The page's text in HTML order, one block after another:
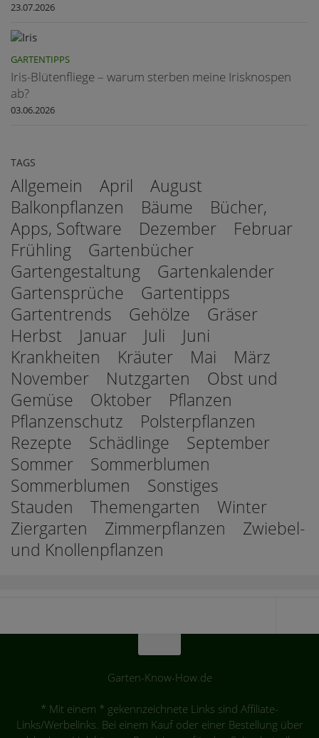
23.07.2026
GARTENTIPPS
Iris-Blütenfliege – warum sterben meine Irisknospen
ab?
03.06.2026
TAGS
Allgemein April
August
Balkonpflanzen
Bäume
Bücher,
Apps, Software
Dezember
Februar
Frühling
Gartenbücher
Gartengestaltung
Gartenkalender
Gartensprüche
Gartentipps
Gartentrends
Gehölze
Gräser
Herbst
Januar Juli
Juni
Krankheiten
Kräuter Mai
März
November
Nutzgarten
Obst und
Gemüse
Oktober
Pflanzen
Pflanzenschutz
Polsterpflanzen
Rezepte
Schädlinge
September
Sommer
Sommerblumen
Sommerblumen
Sonstiges
Stauden
Themengarten
Winter
Ziergarten
Zimmerpflanzen
Zwiebel-
und Knollenpflanzen
Garten-Know-How.de
* Mit einem * gekennzeichnete Links sind Affiliate-
Links/Werbelinks. Bei einem Kauf oder einer Bestellung über